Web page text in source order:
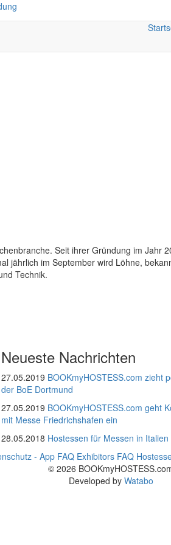
Seit ihrer Gründung im Jahr
jährlich im September wird Löhne,
Technik.
Neueste Nachrichten
27.05.2019 BOOKmyHOSTESS.com zieht
der BoE Dortmund
27.05.2019 BOOKmyHOSTESS.com geht
mit Messe Friedrichshafen ein
28.05.2018 Hostessen für Messen in Italien
- App FAQ Exhibitors FAQ
© 2026
Developed by Watabo